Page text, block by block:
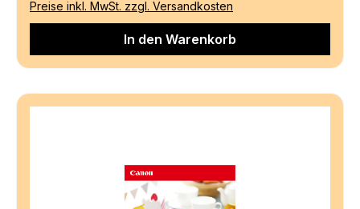
Preise inkl. MwSt. zzgl. Versandkosten
In den Warenkorb